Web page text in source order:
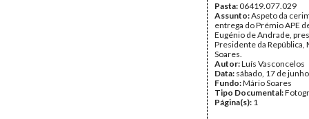
Pasta:06419.077.029
Assunto:Aspeto da
entrega do Prémio APE
Eugénio de Andrade,
Presidente da República,
Soares.
Autor:Luís Vasconcelos
Data: sábado, 17 de
Fundo:Mário Soares
Tipo Documental:
Página(s): 1